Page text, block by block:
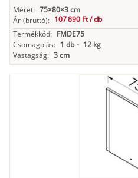
Méret: 75×80×3 cm
Ár (bruttó): 107 890 Ft /db
Termékkód: FMDE75
Csomagolás: 1 db - 12 kg
Vastagság: 3 cm